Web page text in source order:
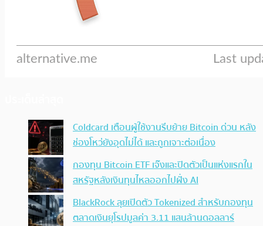
Coldcard เตือนผู้ใช้งานรีบย้าย Bitcoin ด่วน หลัง
ช่องโหว่ยังอุดไม่ได้ และถูกเจาะต่อเนื่อง
กองทุน Bitcoin ETF เจ๊งและปิดตัวเป็นแห่งแรกใน
สหรัฐหลังเงินทุนไหลออกไปฝั่ง AI
BlackRock ลุยเปิดตัว Tokenized สำหรับกองทุน
ตลาดเงินยุโรปมูลค่า 3.11 แสนล้านดอลลาร์